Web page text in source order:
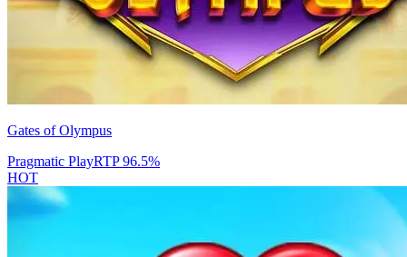
Gates of Olympus
Pragmatic PlayRTP96.5%
HOT